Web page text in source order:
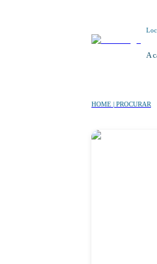
A
HOME | PROCURAR